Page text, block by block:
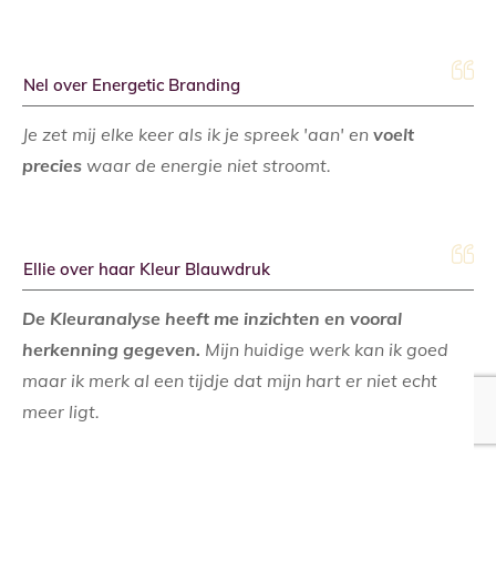
Nel over Energetic Branding
Je zet mij elke keer als ik je spreek 'aan' en voelt
precies waar de energie niet stroomt.
Ellie over haar Kleur Blauwdruk
De Kleuranalyse heeft me inzichten en vooral
herkenning gegeven. Mijn huidige werk kan ik goed
maar ik merk al een tijdje dat mijn hart er niet echt
meer ligt.